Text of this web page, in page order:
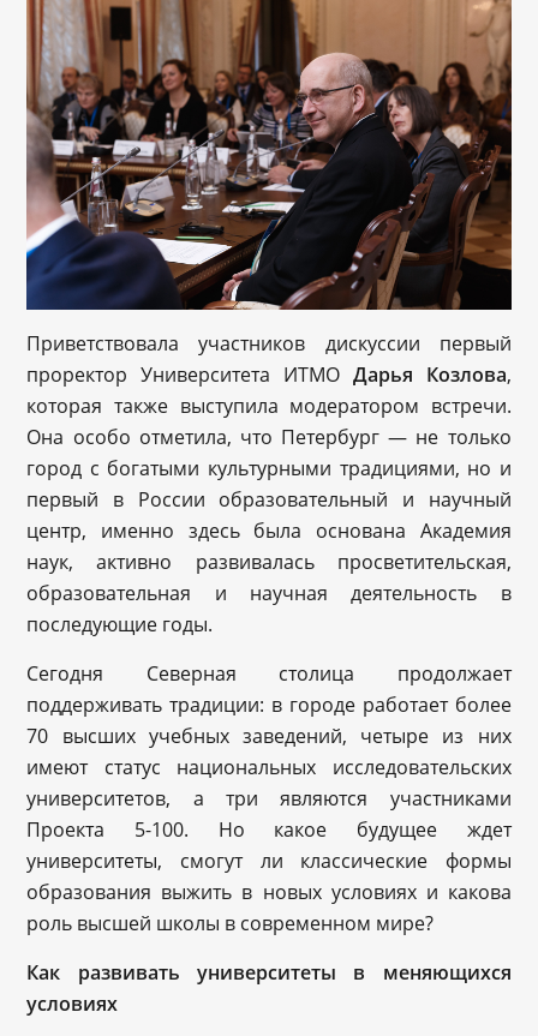
Приветствовала участников дискуссии первый
проректор Университета ИТМО Дарья Козлова,
которая также выступила модератором встречи.
Она особо отметила, что Петербург — не только
город с богатыми культурными традициями, но и
первый в России образовательный и научный
центр, именно здесь была основана Академия
наук, активно развивалась просветительская,
образовательная и научная деятельность в
последующие годы.
Сегодня Северная столица продолжает
поддерживать традиции: в городе работает более
70 высших учебных заведений, четыре из них
имеют статус национальных исследовательских
университетов, а три являются участниками
Проекта 5-100. Но какое будущее ждет
университеты, смогут ли классические формы
образования выжить в новых условиях и какова
роль высшей школы в современном мире?
Как развивать университеты в меняющихся
условиях